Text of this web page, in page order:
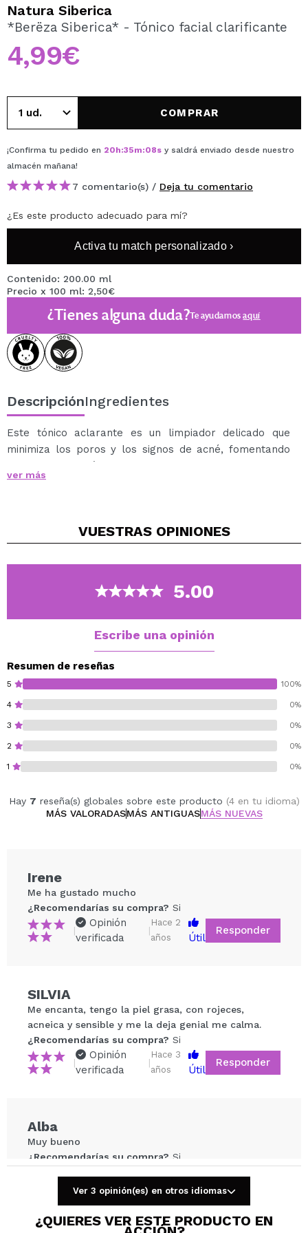
Al crear una cuenta en Maquillalia.com podrás realizar
tus compras rápidamente, revisar el estado de tus
pedidos y consultar tus operaciones anteriores.
CREAR CUENTA
Natura Siberica
*Berëza Siberica* - Tónico facial clarificante
4,99€
COMPRAR
¡Confirma tu pedido en 20h:35m:08s y saldrá enviado desde nuestro
almacén mañana!
7 comentario(s) / Deja tu comentario
¿Es este producto adecuado para mí?
Activa tu match personalizado ›
Contenido: 200.00 ml
Precio x 100 ml: 2,50€
¿Tienes alguna duda?Te ayudamosaquí
DescripciónIngredientes
Este tónico aclarante es un limpiador delicado que
minimiza los poros y los signos de acné, fomentando
una textura más suave y lisa y controlando la
producción de grasa.
efectos adversos del ambiente.
Nota: Debido a su fórmula debe agitarse
energéticamente antes de su uso.
ver más
VUESTRAS OPINIONES
5.00
Escribe una opinión
Resumen de reseñas
5 100%
4 0%
3 0%
2 0%
1 0%
Hay 7 reseña(s) globales sobre este producto (4 en tu idioma)
MÁS VALORADASMÁS ANTIGUASMÁS NUEVAS
Compartir un vídeo o una foto
Tu vídeo podría ser el primero. Imagínatelo...
¿Recomendarías su compra? Si No
Irene
Me ha gustado mucho
¿Recomendarías su compra? Si
|
Opinión
verificada
|
Hace 2
años
Útil
Responder
SILVIA
Me encanta, tengo la piel grasa, con rojeces,
acneica y sensible y me la deja genial me calma.
¿Recomendarías su compra? Si
|
Opinión
verificada
|
Hace 3
años
Útil
Responder
Alba
Muy bueno
¿Recomendarías su compra? Si
|
verificada
|
años
Útil
Responder
Ver 3 opinión(es) en otros idiomas
¿QUIERES VER ESTE PRODUCTO EN